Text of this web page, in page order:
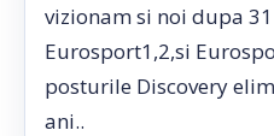
vizionam si noi dupa
Eurosport1,2,si
posturile Discovery
ani..